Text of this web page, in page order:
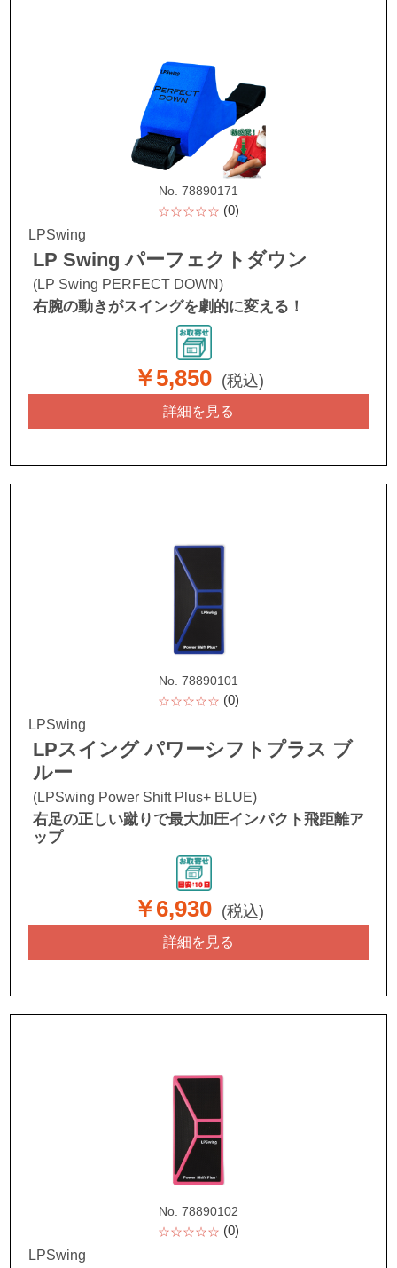
No. 78890171
☆☆☆☆☆ (0)
LPSwing
LP Swing パーフェクトダウン
(LP Swing PERFECT DOWN)
右腕の動きがスイングを劇的に変える！
￥5,850 (税込)
詳細を見る
No. 78890101
☆☆☆☆☆ (0)
LPSwing
LPスイング パワーシフトプラス ブ
ルー
(LPSwing Power Shift Plus+ BLUE)
右足の正しい蹴りで最大加圧インパクト飛距離ア
ップ
￥6,930 (税込)
詳細を見る
No. 78890102
☆☆☆☆☆ (0)
LPSwing